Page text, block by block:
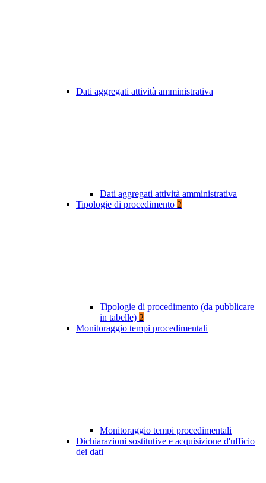
Dati aggregati attività amministrativa
Dati aggregati attività amministrativa
Tipologie di procedimento 2
Tipologie di procedimento (da pubblicare
in tabelle) 2
Monitoraggio tempi procedimentali
Monitoraggio tempi procedimentali
Dichiarazioni sostitutive e acquisizione d'ufficio
dei dati